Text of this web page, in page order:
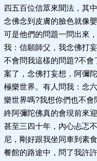
四五百位信眾來聞法，其
念佛念到皮膚的臉色就像
可是他們的問題一問出來
我：信願師父，我念佛打
不會問我這樣的問題?不
案了，念佛打妄想，阿彌
極樂世界。有人問我：念
樂世界嗎?我想你們也不
終阿彌陀佛真的會現前來
甚至三四十年，內心忐忑
尼，剛好跟我坐同車到素
餐館的路途中，問了我許